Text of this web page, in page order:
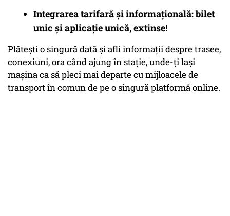
Integrarea tarifară și informațională: bilet
unic și aplicație unică, extinse!
Plătești o singură dată și afli informații despre trasee,
conexiuni, ora când ajung în stație, unde-ți lași
mașina ca să pleci mai departe cu mijloacele de
transport în comun de pe o singură platformă online.